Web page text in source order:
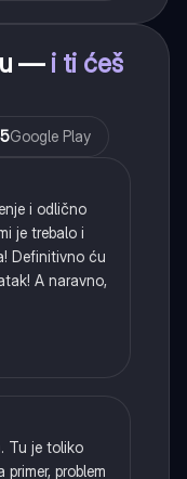
— i ti ćeš
Google Play
i odlično
je trebalo i
Definitivno ću
A naravno,
Tu je toliko
problem